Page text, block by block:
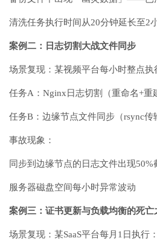
清洗任务执行时间从20分钟延长至2
案例二：日志切割大战文件同步
场景复现：某视频平台每小时整点执
任务A：Nginx日志切割（重命名+重
任务B：边缘节点文件同步（rsync传
事故现象：
同步到边缘节点的日志文件出现50%
服务器磁盘空间每小时异常波动
案例三：证书更新与负载均衡的死亡
场景复现：某SaaS平台每月1日执行：